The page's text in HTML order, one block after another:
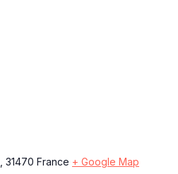
31470 France + Google Map